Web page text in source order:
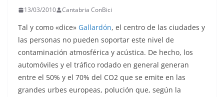
13/03/2010 Cantabria ConBici
Tal y como «dice» Gallardón, el centro de las ciudades y
las personas no pueden soportar este nivel de
contaminación atmosférica y acústica. De hecho, los
automóviles y el tráfico rodado en general generan
entre el 50% y el 70% del CO2 que se emite en las
grandes urbes europeas, polución que, según la